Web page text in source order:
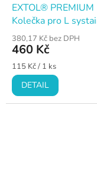
EXTOL® PREMIUM
Kolečka pro L
ks
380,17 Kč bez DPH
460 Kč
Měrná
cena:
115 Kč / 1 ks
DETAIL